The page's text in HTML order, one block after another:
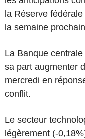
la Réserve
la semaine
La Banque
sa part augmenter
mercredi en
conflit.
Le secteur
légèrement (-